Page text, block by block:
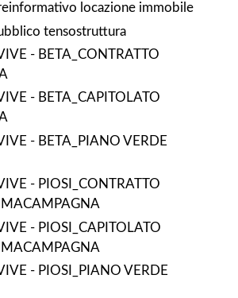
locazione immobile
tensostruttura
- BETA_CONTRATTO
- BETA_CAPITOLATO
- BETA_PIANO VERDE
- PIOSI_CONTRATTO
- PIOSI_CAPITOLATO
- PIOSI_PIANO VERDE